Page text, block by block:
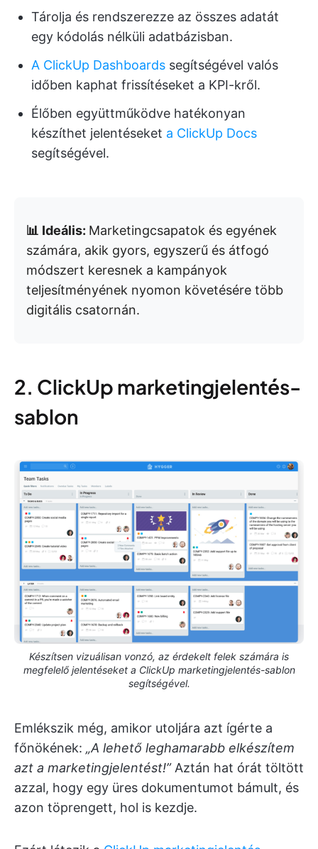
Tárolja és rendszerezze az összes adatát
egy kódolás nélküli adatbázisban.
A ClickUp Dashboards segítségével valós
időben kaphat frissítéseket a KPI-kről.
Élőben együttműködve hatékonyan
készíthet jelentéseket a ClickUp Docs
segítségével.
📊 Ideális: Marketingcsapatok és egyének
számára, akik gyors, egyszerű és átfogó
módszert keresnek a kampányok
teljesítményének nyomon követésére több
digitális csatornán.
2. ClickUp marketingjelentés-
sablon
Készítsen vizuálisan vonzó, az érdekelt felek számára is
megfelelő jelentéseket a ClickUp marketingjelentés-sablon
segítségével.
Emlékszik még, amikor utoljára azt ígérte a
főnökének: „A lehető leghamarabb elkészítem
azt a marketingjelentést!”Aztán hat órát töltött
azzal, hogy egy üres dokumentumot bámult, és
azon töprengett, hol is kezdje.